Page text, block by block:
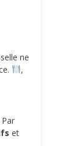
ne
,
et